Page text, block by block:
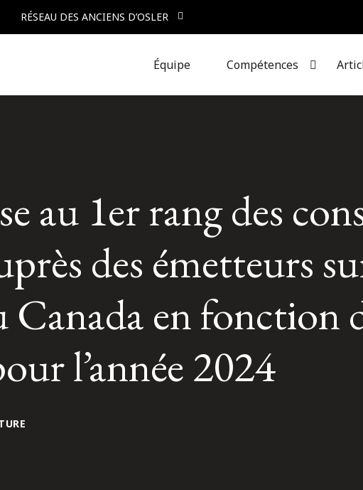
RÉSEAU DES ANCIENS D’OSLER
Équipe Compétences
au 1er rang des
des émetteurs
Canada en fonction
l’année 2024